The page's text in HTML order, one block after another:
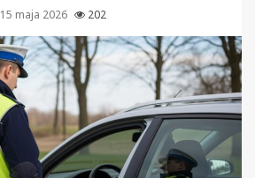
15 maja 2026 202